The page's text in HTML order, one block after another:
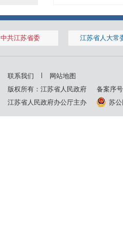
中共江苏省委 江苏省人大常
联系我们
网站地图
版权所有：江苏省人民政府
备案序
江苏省人民政府办公厅主办
苏